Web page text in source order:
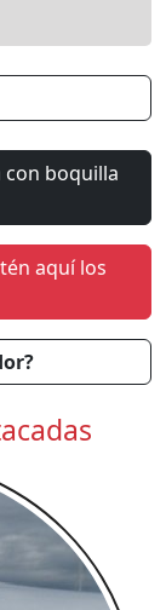
aquí los